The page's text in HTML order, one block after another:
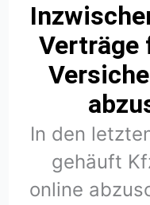
Verträge
In den
gehäuft
online